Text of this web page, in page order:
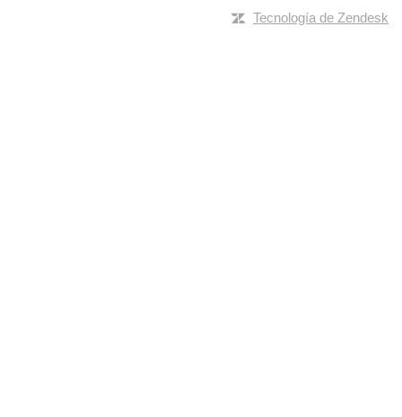
Tecnología de Zendesk